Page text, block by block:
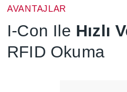
AVANTAJLAR
I-Con Ile Hızlı
RFID Okuma